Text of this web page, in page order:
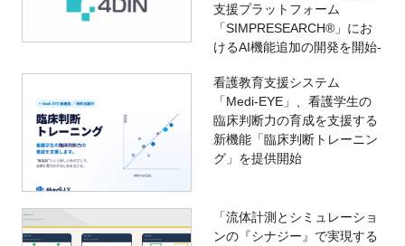
支援プラットフォーム
「SIMPRESEARCH®」にお
けるAI機能追加の開発を開始-
看護教育支援システム
「Medi-EYE」、看護学生の
臨床判断力の育成を支援する
新機能「臨床判断トレーニン
グ」を提供開始
「流体計測とシミュレーショ
ンの『シナジー』で実現する